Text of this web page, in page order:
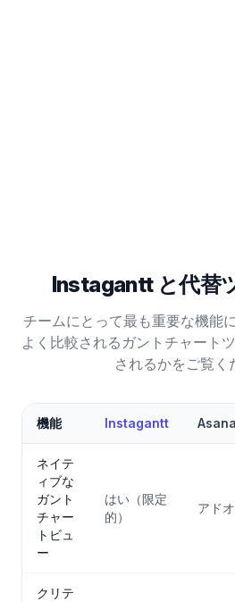
Instagantt と代替
チームにとって最も重要な機能
よく比較されるガントチャート
されるかをご覧く
機能 Instagantt Asana
ネイテ
ィブな
ガント
チャー
トビュ
ー
はい（限定
的）
アド
クリテ